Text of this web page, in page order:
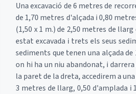
Una excavació de 6 metres de
de 1,70 metres d'alçada i 0,80
(1,50 x 1 m.) de 2,50 metres de
estat excavada i trets els seus
sediments que tenen una alçada
on hi ha un niu abandonat, i
la paret de la dreta, accedirem a
3 metres de llarg, 0,50 d'amplada i